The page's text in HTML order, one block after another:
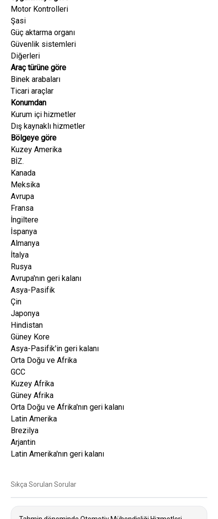
Motor Kontrolleri
Şasi
Güç aktarma organı
Güvenlik sistemleri
Diğerleri
Araç türüne göre
Binek arabaları
Ticari araçlar
Konumdan
Kurum içi hizmetler
Dış kaynaklı hizmetler
Bölgeye göre
Kuzey Amerika
BİZ.
Kanada
Meksika
Avrupa
Fransa
İngiltere
İspanya
Almanya
İtalya
Rusya
Avrupa'nın geri kalanı
Asya-Pasifik
Çin
Japonya
Hindistan
Güney Kore
Asya-Pasifik'in geri kalanı
Orta Doğu ve Afrika
GCC
Kuzey Afrika
Güney Afrika
Orta Doğu ve Afrika'nın geri kalanı
Latin Amerika
Brezilya
Arjantin
Latin Amerika'nın geri kalanı
Sıkça Sorulan Sorular